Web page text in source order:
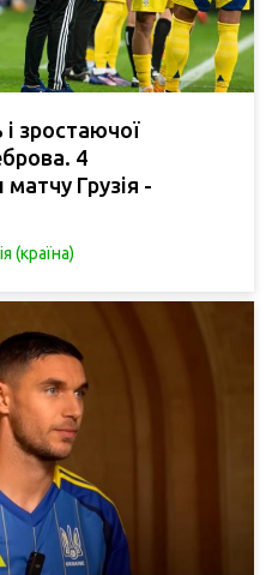
зростаючої
4
Грузія -
(країна)